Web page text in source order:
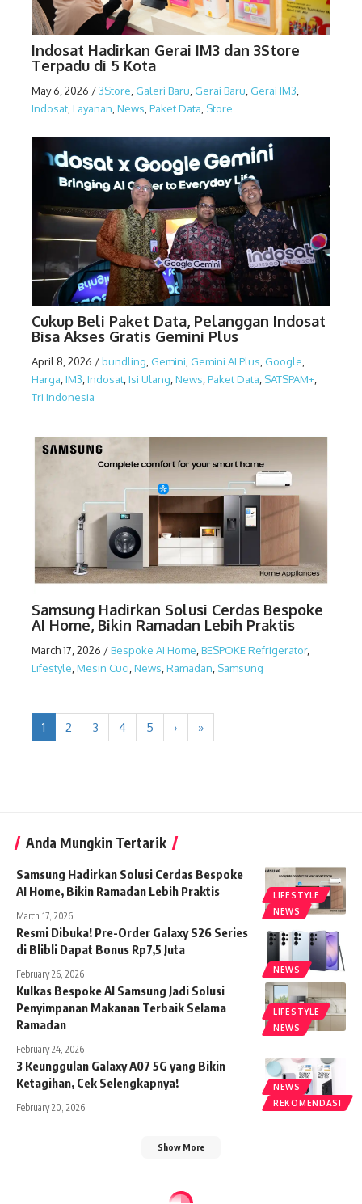
Indosat Hadirkan Gerai IM3 dan 3Store
Terpadu di 5 Kota
May 6, 2026 /3Store Galeri Baru Gerai Baru Gerai IM3
Indosat Layanan News Paket Data Store
Cukup Beli Paket Data, Pelanggan Indosat
Bisa Akses Gratis Gemini Plus
April 8, 2026 /bundling Gemini Gemini AI Plus Google
Harga IM3 Indosat Isi Ulang News Paket Data SATSPAM+
Tri Indonesia
Samsung Hadirkan Solusi Cerdas Bespoke
AI Home, Bikin Ramadan Lebih Praktis
March 17, 2026 /Bespoke AI Home,BESPOKE Refrigerator,
Lifestyle,Mesin Cuci,News,Ramadan, Samsung
1 2 3 4 5 › »
Anda Mungkin Tertarik
LIFESTYLE
NEWS
Samsung Hadirkan Solusi Cerdas Bespoke
AI Home, Bikin Ramadan Lebih Praktis
March 17, 2026
NEWS
Resmi Dibuka! Pre-Order Galaxy S26 Series
di Blibli Dapat Bonus Rp7,5 Juta
February 26, 2026
LIFESTYLE
NEWS
Kulkas Bespoke AI Samsung Jadi Solusi
Penyimpanan Makanan Terbaik Selama
Ramadan
February 24, 2026
NEWS
REKOMENDASI
3 Keunggulan Galaxy A07 5G yang Bikin
Ketagihan, Cek Selengkapnya!
February 20, 2026
Show More